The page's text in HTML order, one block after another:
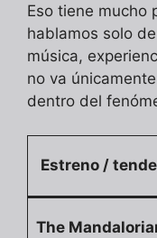
Eso tiene mucho
hablamos solo
música,
no va
dentro del
Estreno /
The